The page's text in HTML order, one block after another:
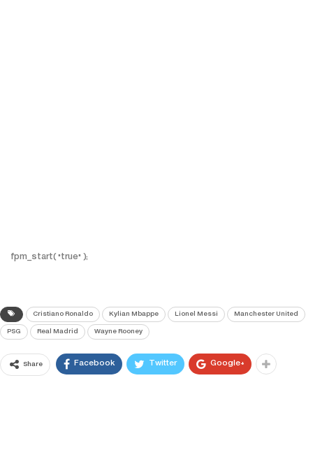
fpm_start( "true" );
Cristiano Ronaldo Kylian Mbappe Lionel Messi Manchester United
PSG Real Madrid Wayne Rooney
Share Facebook Twitter Google+